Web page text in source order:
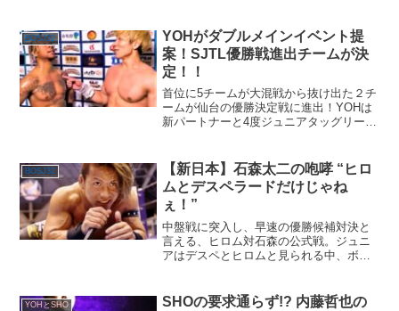
BOSJ32
YOHがダブルメインイベント提
案！SJTL優勝戦進出チームが決
定！！
首位に5チームが大混戦から抜け出た２チ
ームが仙台の優勝決定戦に進出！YOHは
新パートナーと4度ジュニアタッグリーグ
BOSJ32
【新日本】石森太二の咆哮 “ヒロ
ムとデスペラードだけじゃね
ぇ！”
中盤戦に突入し、早速の優勝候補対決と
言える、ヒロム対石森の公式戦。ジュニ
アはデスペとヒロムと見られる中、ボー
YOHとSHO
SHOの要求通らず!? 内藤哲也の